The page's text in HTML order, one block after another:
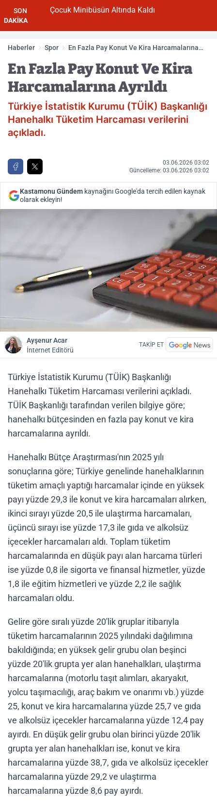
SON
DAKİKA
Çocuk Minibüsün Altında Kaldı
Haberler Spor
En Fazla Pay Konut Ve Kira Harcamalarına
En Fazla Pay Konut Ve Kira
Harcamalarına Ayrıldı
Türkiye İstatistik Kurumu (TÜİK) Başkanlığı
Hanehalkı Tüketim Harcaması verilerini
açıkladı.
03.06.2026 03:02
Güncelleme: 03.06.2026 03:02
Kastamonu Gündem kaynağını Google'da tercih edilen kaynak
olarak ekleyin!
Ayşenur Acar
İnternet Editörü
TAKİP ET
Türkiye İstatistik Kurumu (TÜİK) Başkanlığı
Hanehalkı Tüketim Harcaması verilerini açıkladı.
TÜİK Başkanlığı tarafından verilen bilgiye göre;
hanehalkı bütçesinden en fazla pay konut ve kira
harcamalarına ayrıldı.
Hanehalkı Bütçe Araştırması'nın 2025 yılı
sonuçlarına göre; Türkiye genelinde hanehalklarının
tüketim amaçlı yaptığı harcamalar içinde en yüksek
payı yüzde 29,3 ile konut ve kira harcamaları alırken,
ikinci sırayı yüzde 20,5 ile ulaştırma harcamaları,
üçüncü sırayı ise yüzde 17,3 ile gıda ve alkolsüz
içecekler harcamaları aldı. Toplam tüketim
harcamalarında en düşük payı alan harcama türleri
ise yüzde 0,8 ile sigorta ve finansal hizmetler, yüzde
1,8 ile eğitim hizmetleri ve yüzde 2,2 ile sağlık
harcamaları oldu.
Gelire göre sıralı yüzde 20'lik gruplar itibarıyla
tüketim harcamalarının 2025 yılındaki dağılımına
bakıldığında; en yüksek gelir grubu olan beşinci
yüzde 20'lik grupta yer alan hanehalkları, ulaştırma
harcamalarına (motorlu taşıt alımları, akaryakıt,
yolcu taşımacılığı, araç bakım ve onarımı vb.) yüzde
25, konut ve kira harcamalarına yüzde 25,7 ve gıda
ve alkolsüz içecekler harcamalarına yüzde 12,4 pay
ayırdı. En düşük gelir grubu olan birinci yüzde 20'lik
grupta yer alan hanehalkları ise, konut ve kira
harcamalarına yüzde 38,7, gıda ve alkolsüz içecekler
harcamalarına yüzde 29,2 ve ulaştırma
harcamalarına yüzde 8,6 pay ayırdı.